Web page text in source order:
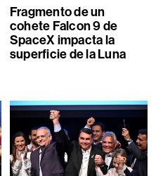
Fragmento de un
cohete Falcon 9 de
SpaceX impacta la
superficie de la Luna